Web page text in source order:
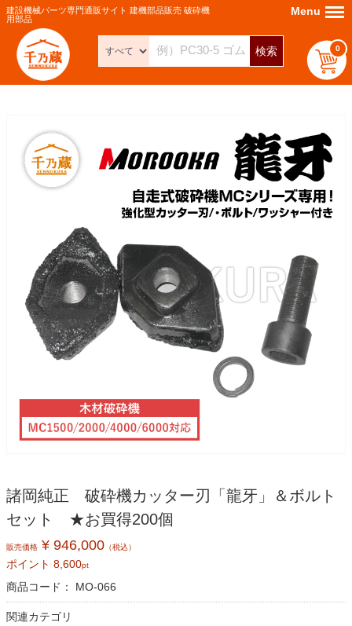
建設機械パーツ専門通販サイト 建機部品販売 破砕機
用部品
検索 0
Menu Menu
諸岡純正 破砕機カッター刃「龍牙」＆ボルト
セット ★お買得200個
販売価格 ¥ 946,000 （税込）
ポイント 8,600pt
商品コード： MO-066
関連カテゴリ